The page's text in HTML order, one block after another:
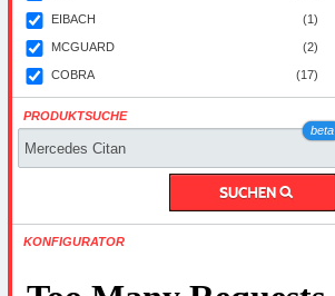
EIBACH (1)
MCGUARD (2)
COBRA (17)
PRODUKTSUCHE
beta
KONFIGURATOR